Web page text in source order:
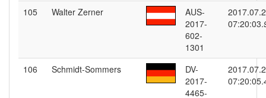
105 Walter Zerner
AUS-
2017-
602-
1301
07:20:03.
106 Schmidt-Sommers
DV-
2017-
4465-
07:20:05.